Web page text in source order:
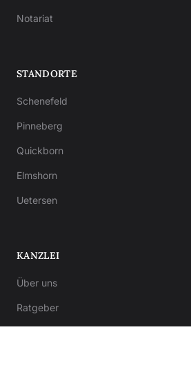
Notariat
STANDORTE
Schenefeld
Pinneberg
Quickborn
Elmshorn
Uetersen
KANZLEI
Über uns
Ratgeber